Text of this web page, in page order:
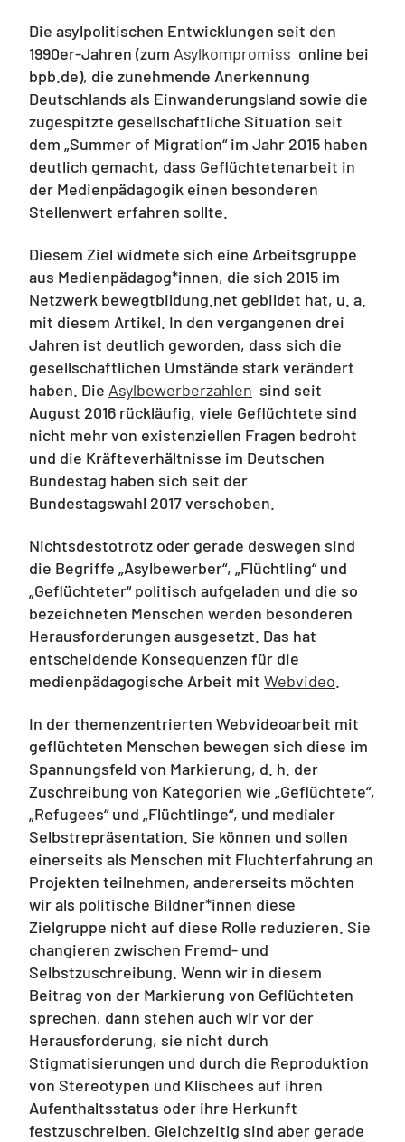
Die asylpolitischen Entwicklungen seit den
1990er-Jahren (zum Asylkompromiss online bei
bpb.de), die zunehmende Anerkennung
Deutschlands als Einwanderungsland sowie die
zugespitzte gesellschaftliche Situation seit
dem „Summer of Migration“ im Jahr 2015 haben
deutlich gemacht, dass Geflüchtetenarbeit in
der Medienpädagogik einen besonderen
Stellenwert erfahren sollte.
Diesem Ziel widmete sich eine Arbeitsgruppe
aus Medienpädagog*innen, die sich 2015 im
Netzwerk bewegtbildung.net gebildet hat, u. a.
mit diesem Artikel. In den vergangenen drei
Jahren ist deutlich geworden, dass sich die
gesellschaftlichen Umstände stark verändert
haben. Die Asylbewerberzahlen sind seit
August 2016 rückläufig, viele Geflüchtete sind
nicht mehr von existenziellen Fragen bedroht
und die Kräfteverhältnisse im Deutschen
Bundestag haben sich seit der
Bundestagswahl 2017 verschoben.
Nichtsdestotrotz oder gerade deswegen sind
die Begriffe „Asylbewerber“, „Flüchtling“ und
„Geflüchteter“ politisch aufgeladen und die so
bezeichneten Menschen werden besonderen
Herausforderungen ausgesetzt. Das hat
entscheidende Konsequenzen für die
medienpädagogische Arbeit mit Webvideo.
In der themenzentrierten Webvideoarbeit mit
geflüchteten Menschen bewegen sich diese im
Spannungsfeld von Markierung, d. h. der
Zuschreibung von Kategorien wie „Geflüchtete“,
„Refugees“ und „Flüchtlinge“, und medialer
Selbstrepräsentation. Sie können und sollen
einerseits als Menschen mit Fluchterfahrung an
Projekten teilnehmen, andererseits möchten
wir als politische Bildner*innen diese
Zielgruppe nicht auf diese Rolle reduzieren. Sie
changieren zwischen Fremd- und
Selbstzuschreibung. Wenn wir in diesem
Beitrag von der Markierung von Geflüchteten
sprechen, dann stehen auch wir vor der
Herausforderung, sie nicht durch
Stigmatisierungen und durch die Reproduktion
von Stereotypen und Klischees auf ihren
Aufenthaltsstatus oder ihre Herkunft
festzuschreiben. Gleichzeitig sind aber gerade